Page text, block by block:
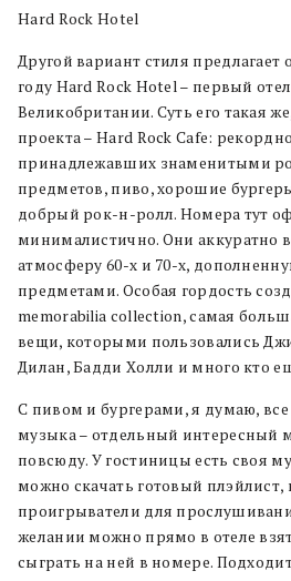
Hard Rock Hotel
Другой вариант стиля
году Hard Rock Hotel – первый
Великобритании. Суть его такая
проекта – Hard Rock Cafe:
принадлежавших знаменитыми
предметов, пиво, хорошие
добрый рок-н-ролл. Номера тут
минималистично. Они аккуратно
атмосферу 60-х и 70-х,
предметами. Особая гордость
memorabilia collection, самая
вещи, которыми пользовались
Дилан, Бадди Холли и много кто
С пивом и бургерами, я думаю, все
музыка – отдельный интересный
повсюду. У гостиницы есть своя
можно скачать готовый плэйлист,
проигрыватели для
желании можно прямо в отеле
сыграть на ней в номере.